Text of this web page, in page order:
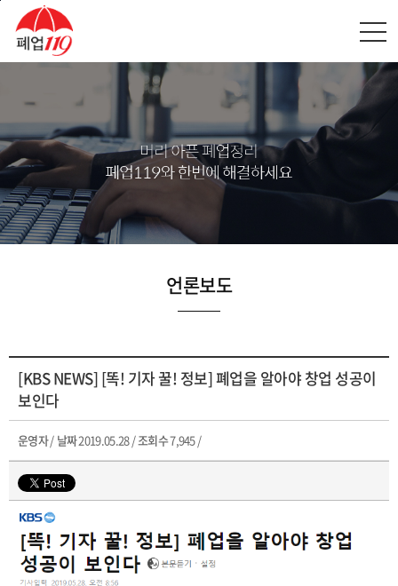
본문바로가기
언론보도
[KBS NEWS] [똑! 기자 꿀! 정보] 폐업을 알아야 창업 성공이
보인다
운영자/ 날짜2019.05.28 /조회수7,945 /